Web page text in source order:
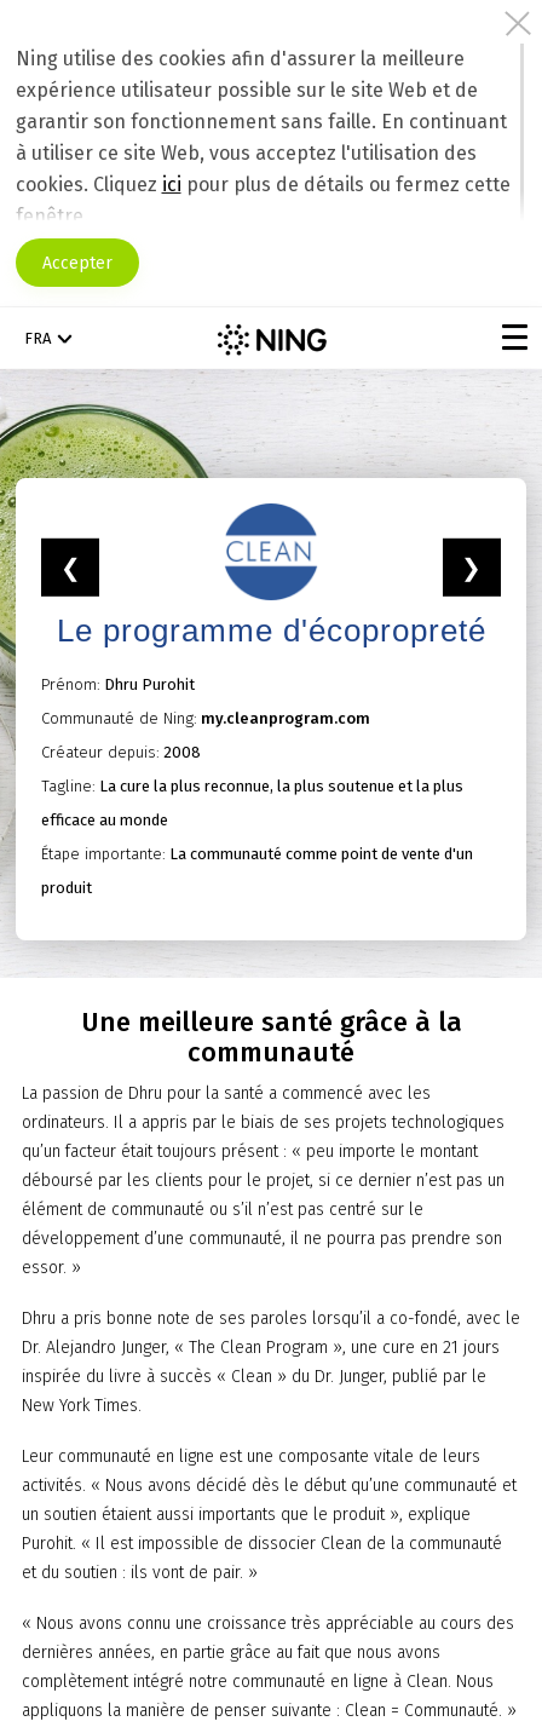
Ning utilise des cookies afin d'assurer la meilleure
expérience utilisateur possible sur le site Web et de
garantir son fonctionnement sans faille. En continuant
à utiliser ce site Web, vous acceptez l'utilisation des
cookies. Cliquez ici pour plus de détails ou fermez cette
fenêtre.
Accepter
FRA
Le programme d'écopropreté
Prénom: Dhru Purohit
Communauté de Ning: my.cleanprogram.com
Créateur depuis: 2008
Tagline: La cure la plus reconnue, la plus soutenue et la plus
efficace au monde
Étape importante: La communauté comme point de vente d'un
produit
Une meilleure santé grâce à la
communauté
La passion de Dhru pour la santé a commencé avec les
ordinateurs. Il a appris par le biais de ses projets technologiques
qu’un facteur était toujours présent : « peu importe le montant
déboursé par les clients pour le projet, si ce dernier n’est pas un
élément de communauté ou s’il n’est pas centré sur le
développement d’une communauté, il ne pourra pas prendre son
essor. »
Dhru a pris bonne note de ses paroles lorsqu’il a co-fondé, avec le
Dr. Alejandro Junger, « The Clean Program », une cure en 21 jours
inspirée du livre à succès « Clean » du Dr. Junger, publié par le
New York Times.
Leur communauté en ligne est une composante vitale de leurs
activités. « Nous avons décidé dès le début qu’une communauté et
un soutien étaient aussi importants que le produit », explique
Purohit. « Il est impossible de dissocier Clean de la communauté
et du soutien : ils vont de pair. »
« Nous avons connu une croissance très appréciable au cours des
dernières années, en partie grâce au fait que nous avons
complètement intégré notre communauté en ligne à Clean. Nous
appliquons la manière de penser suivante : Clean = Communauté. »